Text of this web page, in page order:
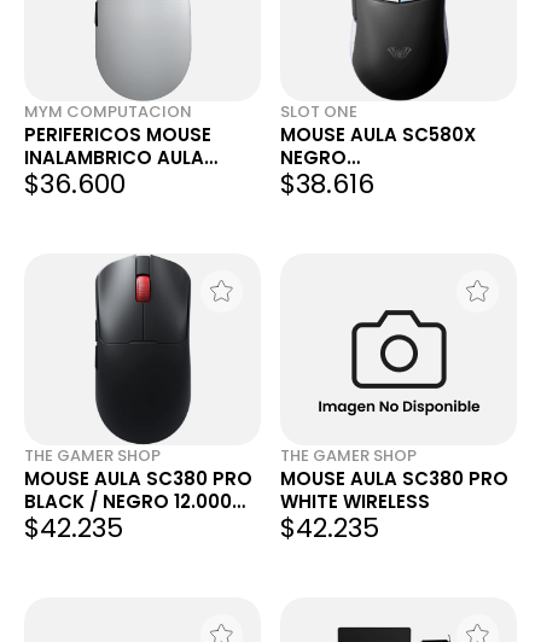
MYM COMPUTACION
PERIFERICOS MOUSE
INALAMBRICO AULA
SC380 PRO WHITE BT
GAMER C/BASE
$36.600
SLOT ONE
MOUSE AULA SC580X
NEGRO
WIRELESS/CABLEADO 12K
DPI 82GR 6D
$38.616
THE GAMER SHOP
MOUSE AULA SC380 PRO
BLACK / NEGRO 12.000
DPI WIRELESS
$42.235
THE GAMER SHOP
MOUSE AULA SC380 PRO
WHITE WIRELESS
$42.235